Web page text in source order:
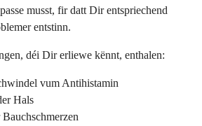
musst, fir datt Dir entspriechend
entstinn.
déi Dir erliewe kënnt, enthalen:
vum Antihistamin
Hals